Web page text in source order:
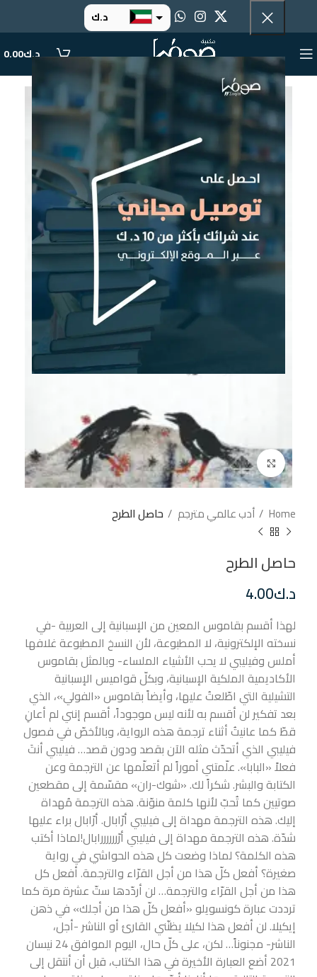
د.ك
ر.س
.د.ب
د.ك0.00
إضغط للتكبير
Home أدب عالمي مترجم حاصل الطرح
حاصل الطرح
د.ك4.00
لهذا أقسم بقاموس المعين من الإسبانية إلى العربية -في
نسخته الإلكترونية، لا المطبوعة، لأن النسخ المطبوعة غلافها
أملس وفيليبي لا يحب الأشياء الملساء- وبالمثل بقاموس
الأكاديمية الملكية الإسبانية، وبكلّ قواميس الإسبانية
التشيلية التي اطّلعتُ عليها، وأيضاً بقاموس «الفولي»، الذي
بعد تفكير لن أقسم به لأنه ليس موجوداً، أقسم إنني لمأعانِ
قطّ كما عانيتُ أثناء ترجمة هذه الرواية، وبالأخصّ في فصول
فيليبي الذي أتحدّث مثله الآن بقصد ودون قصد… فيليبي أنتَ
فعلاً «البابا». علّمتني أموراً لم أتعلّمها عن الترجمة وعن
الكتابة والبشر. شكراً لك. «شوك-ران» مقسّمة إلى مقطعين
صوتيين كما تُحبّ لأنها كلمة منوّنة. هذه الترجمة مُهداة
إليك. هذه الترجمة مهداة إلى فيليبي أرّابال. أرّابال براء عليها
شدّة. هذه الترجمة مهداة إلى فيليبي أرّررررررابال!لماذا أكتب
هذه الكلمة؟ لماذا وضعت كل هذه الحواشي في رواية
صغيرة؟ أفعل كلّ هذا من أجل القرّاء والترجمة. أفعل كل
هذا من أجل القرّاء والترجمة… لن أردّدها ستّ عشرة مرة كما
ترددت عبارة كونسويلو «أفعل كلّ هذا من أجلك» في ذهن
إيكيلا. لن أفعل هذا لكيلا يظنّني القارئ أو الناشر -أجل،
الناشر- مجنوناً… لكن، على كلّ حال، اليوم الموافق 24 نيسان
2021 أضع العبارة الأخيرة في هذا الكتاب، قبل أن أنتقل إلى